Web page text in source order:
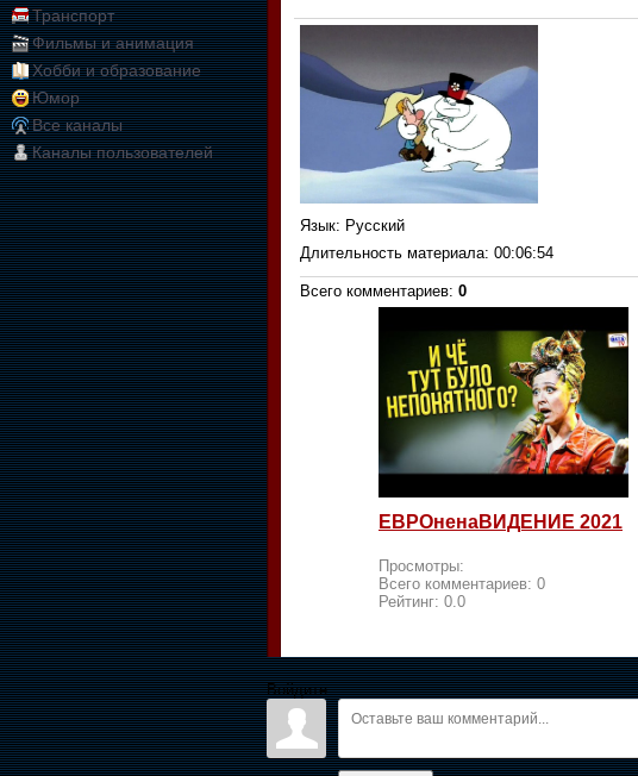
Транспорт
Фильмы и анимация
Хобби и образование
Юмор
Все каналы
Каналы пользователей
Язык: Русский
Длительность материала: 00:06:54
Всего комментариев: 0
ЕВРОненаВИДЕНИЕ 2021
Просмотры:
Всего комментариев: 0
Рейтинг: 0.0
Войдите: